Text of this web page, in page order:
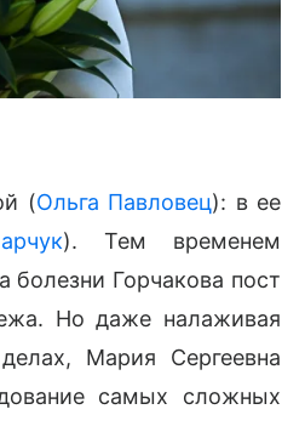
(Ольга Павловец): в ее
). Тем временем
болезни Горчакова пост
Но даже налаживая
Мария Сергеевна
самых сложных